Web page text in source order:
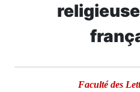
Faculté des